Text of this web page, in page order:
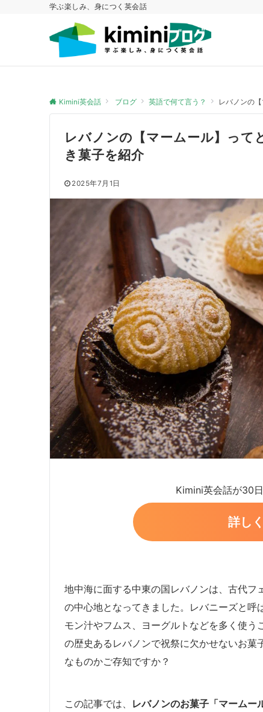
学ぶ楽しみ、身につく英会話
Kimini英会話 ブログ 英語で何て言う？ レバノンの
レバノンの【マームール】って
き菓子を紹介
2025年7月1日
Kimini英会話が30
詳し
地中海に面する中東の国レバノンは、古代
の中心地となってきました。レバニーズと
モン汁やフムス、ヨーグルトなどを多く使う
の歴史あるレバノンで祝祭に欠かせないお
なものかご存知ですか？
この記事では、 レバノンのお菓子「マームー